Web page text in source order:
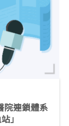
院連鎖體系
」